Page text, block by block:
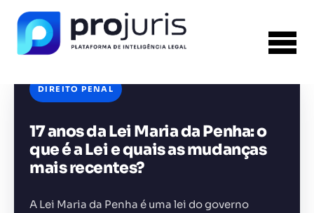
DIREITO PENAL
17 anos da Lei Maria da Penha: o
que é a Lei e quais as mudanças
mais recentes?
A Lei Maria da Penha é uma lei do governo
FERRAMENTA RECOMENDADA PARA ESTE
CONTEÚDO
Gestão de Contratos